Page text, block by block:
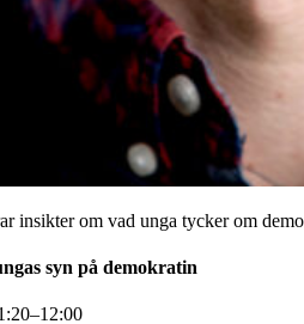
insikter om vad unga tycker om
syn på demokratin